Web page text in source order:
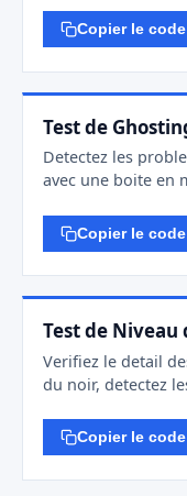
Copier le code
Test de
Detectez les
avec une boite en
Copier le code
Test de Niveau
Verifiez le detail
du noir, detectez
Copier le code